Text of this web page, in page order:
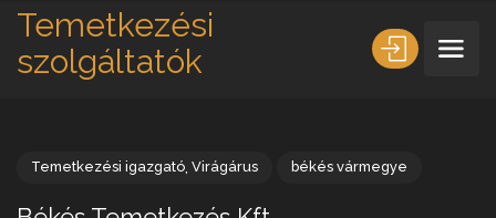
Temetkezési
szolgáltatók